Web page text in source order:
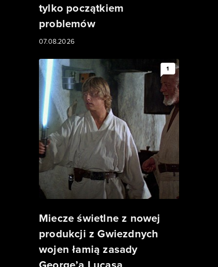
tylko początkiem
problemów
07.08.2026
1
Miecze świetlne z nowej
produkcji z Gwiezdnych
wojen łamią zasady